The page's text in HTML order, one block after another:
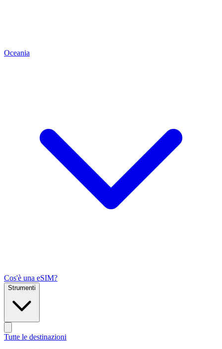
Oceania
Cos'è una eSIM?
Strumenti
Tutte le destinazioni